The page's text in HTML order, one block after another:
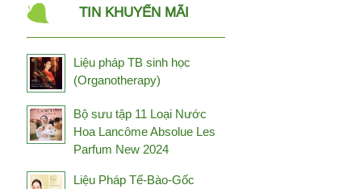
Dr.CPU
Đông trùng hạ thảo
Bhutan
Đông trùng hạ thảo Tây
Tạng
Fine Japan
Frezyderm
TIN KHUYẾN MÃI
Liệu pháp TB sinh học
(Organotherapy)
Bộ sưu tập 11 Loại Nước
Hoa Lancôme Absolue Les
Parfum New 2024
Liệu Pháp Tế-Bào-Gốc